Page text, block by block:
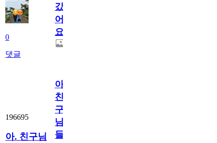
0
댓글
갔
어
요.
196695
아. 친구님
아.
친
구
님
들.